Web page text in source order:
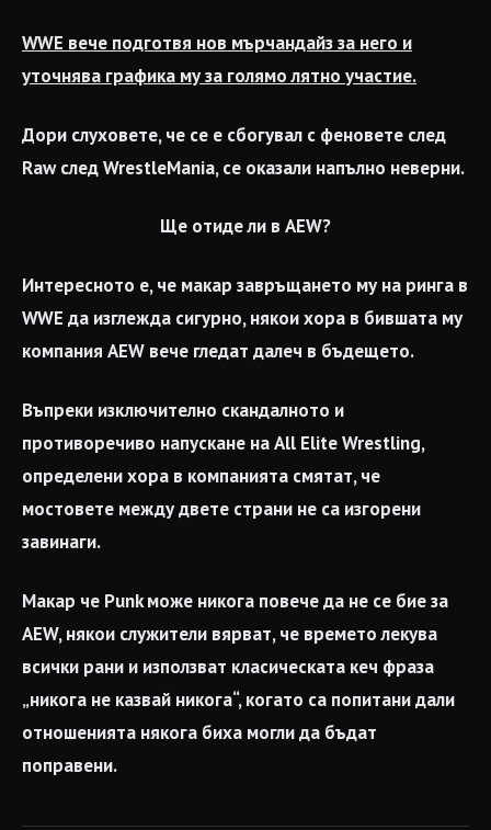
WWE вече подготвя нов мърчандайз за него и
уточнява графика му за голямо лятно участие.
Дори слуховете, че се е сбогувал с феновете след
Raw след WrestleMania, се оказали напълно неверни.
Ще отиде ли в AEW?
Интересното е, че макар завръщането му на ринга в
WWE да изглежда сигурно, някои хора в бившата му
компания AEW вече гледат далеч в бъдещето.
Въпреки изключително скандалното и
противоречиво напускане на All Elite Wrestling,
определени хора в компанията смятат, че
мостовете между двете страни не са изгорени
завинаги.
Макар че Punk може никога повече да не се бие за
AEW, някои служители вярват, че времето лекува
всички рани и използват класическата кеч фраза
„никога не казвай никога“, когато са попитани дали
отношенията някога биха могли да бъдат
поправени.